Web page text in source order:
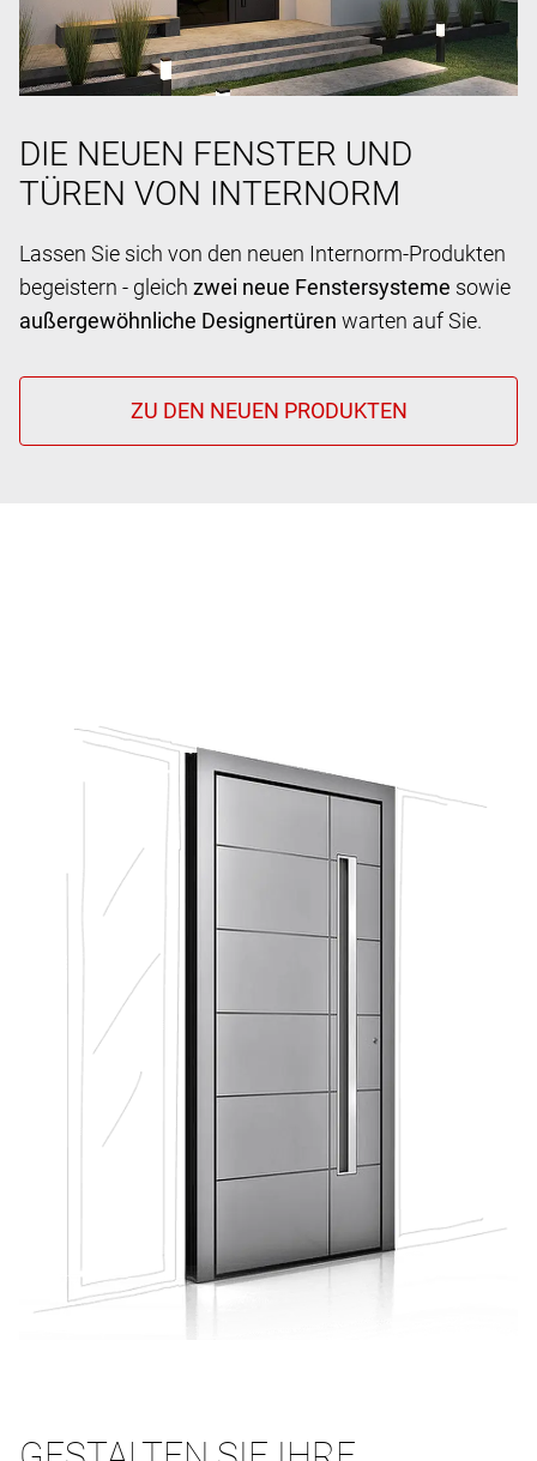
DIE NEUEN FENSTER UND
TÜREN VON INTERNORM
Lassen Sie sich von den neuen Internorm-Produkten
begeistern - gleich zwei neue Fenstersysteme sowie
außergewöhnliche Designertüren warten auf Sie.